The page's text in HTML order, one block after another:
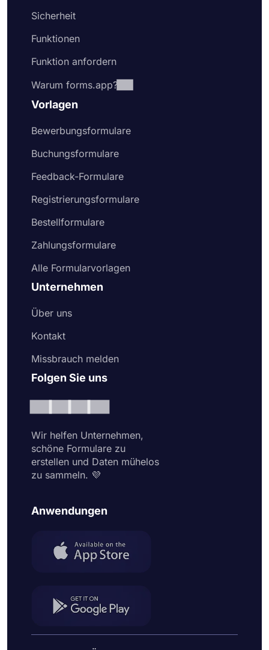
Sicherheit
Funktionen
Funktion anfordern
Warum forms.app?
Vorlagen
Bewerbungsformulare
Buchungsformulare
Feedback-Formulare
Registrierungsformulare
Bestellformulare
Zahlungsformulare
Alle Formularvorlagen
Unternehmen
Über uns
Kontakt
Missbrauch melden
Folgen Sie uns
Wir helfen Unternehmen,
schöne Formulare zu
erstellen und Daten mühelos
zu sammeln. 💜
Anwendungen